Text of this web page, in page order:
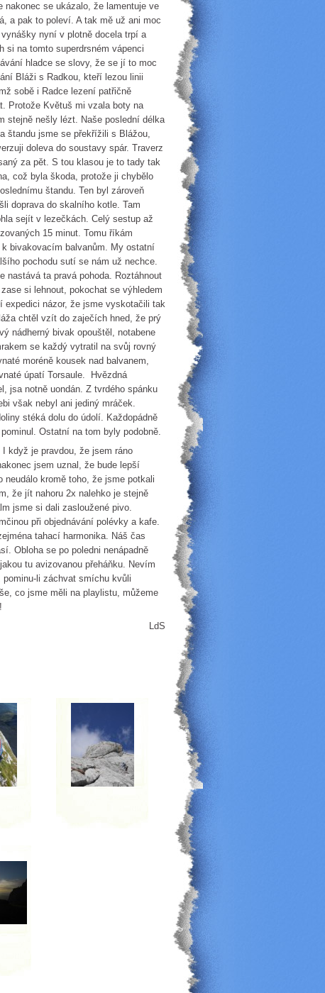
nakonec se ukázalo, že lamentuje ve
a pak to poleví. A tak mě už ani moc
nyní v plotně docela trpí a
si na tomto superdrsném vápenci
hladce se slovy, že se jí to moc
Bláži s Radkou, kteří lezou linii
sobě i Radce lezení patřičně
Protože Květuš mi vzala boty na
stejně nešly lézt. Naše poslední délka
štandu jsme se překřížili s Blážou,
doleva do soustavy spár. Traverz
za pět. S tou klasou je to tady tak
což byla škoda, protože ji chybělo
štandu. Ten byl zároveň
doprava do skalního kotle. Tam
sejít v lezečkách. Celý sestup až
15 minut. Tomu říkám
bivakovacím balvanům. My ostatní
pochodu sutí se nám už nechce.
nastává ta pravá pohoda. Roztáhnout
si lehnout, pokochat se výhledem
expedici názor, že jsme vyskotačili tak
chtěl vzít do zaječích hned, že prý
nádherný bivak opouštěl, notabene
se každý vytratil na svůj rovný
moréně kousek nad balvanem,
úpatí Torsaule. Hvězdná
jsa notně uondán. Z tvrdého spánku
však nebyl ani jediný mráček.
stéká dolu do údolí. Každopádně
Ostatní na tom byly podobně.
když je pravdou, že jsem ráno
jsem uznal, že bude lepší
kromě toho, že jsme potkali
že jít nahoru 2x nalehko je stejně
jsme si dali zasloužené pivo.
při objednávání polévky a kafe.
tahací harmonika. Náš čas
Obloha se po poledni nenápadně
tu avizovanou přeháňku. Nevím
li záchvat smíchu kvůli
co jsme měli na playlistu, můžeme
LdS